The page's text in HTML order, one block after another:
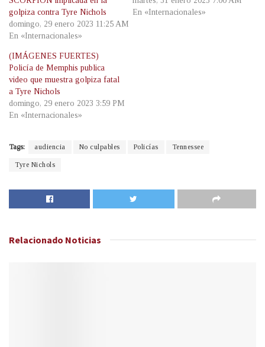
golpiza contra Tyre Nichols
domingo, 29 enero 2023 11:25 AM
En «Internacionales»
En «Internacionales»
(IMÁGENES FUERTES)
Policía de Memphis publica
video que muestra golpiza fatal
a Tyre Nichols
domingo, 29 enero 2023 3:59 PM
En «Internacionales»
Tags: audiencia No culpables Policías Tennessee
Tyre Nichols
Relacionado Noticias